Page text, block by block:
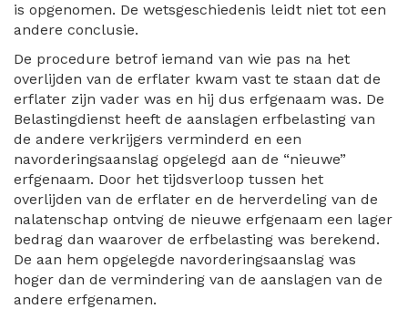
is opgenomen. De wetsgeschiedenis leidt niet tot een
andere conclusie.
De procedure betrof iemand van wie pas na het
overlijden van de erflater kwam vast te staan dat de
erflater zijn vader was en hij dus erfgenaam was. De
Belastingdienst heeft de aanslagen erfbelasting van
de andere verkrijgers verminderd en een
navorderingsaanslag opgelegd aan de “nieuwe”
erfgenaam. Door het tijdsverloop tussen het
overlijden van de erflater en de herverdeling van de
nalatenschap ontving de nieuwe erfgenaam een lager
bedrag dan waarover de erfbelasting was berekend.
De aan hem opgelegde navorderingsaanslag was
hoger dan de vermindering van de aanslagen van de
andere erfgenamen.